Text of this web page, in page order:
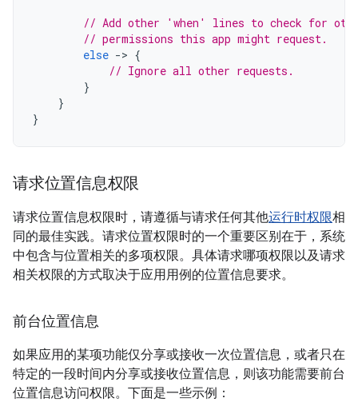
// Add other 'when' lines to check for
// permissions this app might request.
else -> {
// Ignore all other requests.
}
}
}
请求位置信息权限
请求位置信息权限时，请遵循与请求任何其他运行时权限相
同的最佳实践。请求位置权限时的一个重要区别在于，系统
中包含与位置相关的多项权限。具体请求哪项权限以及请求
相关权限的方式取决于应用用例的位置信息要求。
前台位置信息
如果应用的某项功能仅分享或接收一次位置信息，或者只在
特定的一段时间内分享或接收位置信息，则该功能需要前台
位置信息访问权限。下面是一些示例：